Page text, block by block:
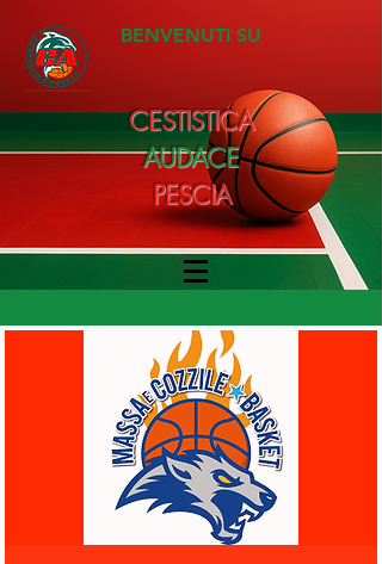
BENVENUTI SU
CESTISTICA
AUDACE
PESCIA